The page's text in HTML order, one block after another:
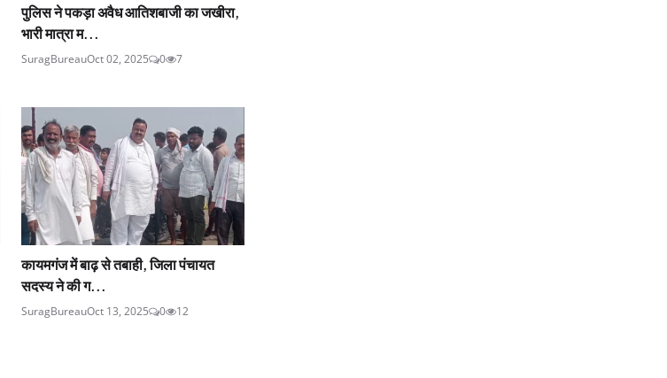
पुलिस ने पकड़ा अवैध आतिशबाजी का जखीरा,
भारी मात्रा म...
SuragBureauOct 02, 2025 0 7
कायमगंज में बाढ़ से तबाही, जिला पंचायत
सदस्य ने की ग...
SuragBureauOct 13, 2025 0 12